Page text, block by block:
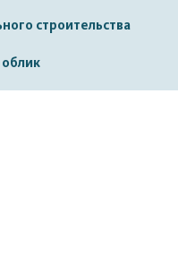
строительства